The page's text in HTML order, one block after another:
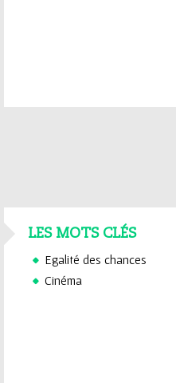
LES MOTS CLÉS
Egalité des chances
Cinéma